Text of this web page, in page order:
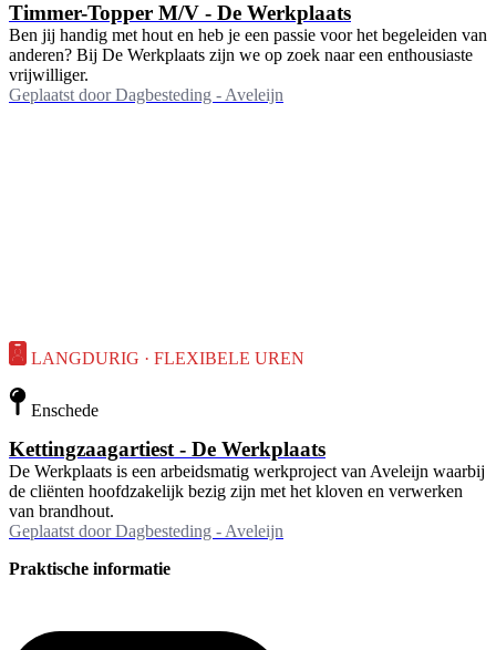
Timmer-Topper M/V - De Werkplaats
Ben jij handig met hout en heb je een passie voor het begeleiden van
anderen? Bij De Werkplaats zijn we op zoek naar een enthousiaste
vrijwilliger.
Geplaatst door Dagbesteding - Aveleijn
LANGDURIG · FLEXIBELE UREN
Enschede
Kettingzaagartiest - De Werkplaats
De Werkplaats is een arbeidsmatig werkproject van Aveleijn waarbij
de cliënten hoofdzakelijk bezig zijn met het kloven en verwerken
van brandhout.
Geplaatst door Dagbesteding - Aveleijn
Praktische informatie